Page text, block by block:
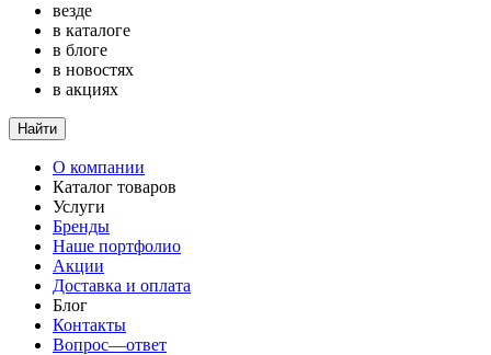
везде
в каталоге
в блоге
в новостях
в акциях
Найти
О компании
Каталог товаров
Услуги
Бренды
Наше портфолио
Акции
Доставка и оплата
Блог
Контакты
Вопрос—ответ